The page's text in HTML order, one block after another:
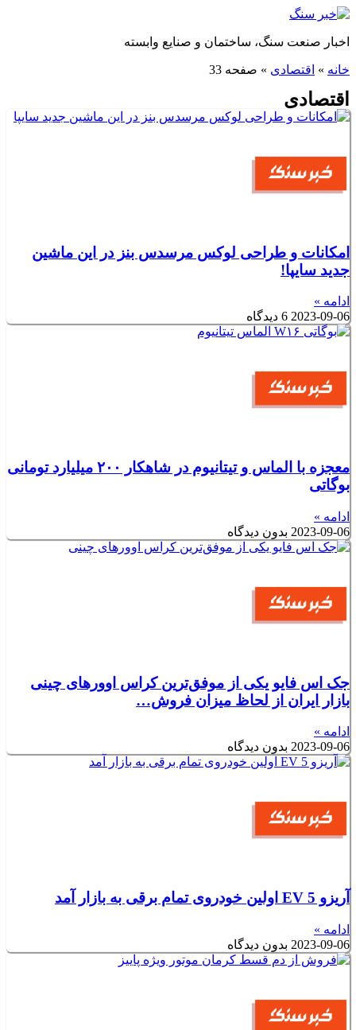
پرش
محتوا
اخبار صنعت سنگ، ساختمان و صنایع وابسته
خانه » اقتصادی » صفحه 33
اقتصادی
امکانات و طراحی لوکس مرسدس بنز در این ماشین
جدید سایپا!
ادامه »
2023-09-06 6 دیدگاه
معجزه با الماس و تیتانیوم در شاهکار ۲۰۰ میلیارد تومانی
بوگاتی
ادامه »
2023-09-06 بدون دیدگاه
جک اس فایو یکی از موفق‌ترین کراس اوورهای چینی
بازار ایران از لحاظ میزان فروش…
ادامه »
2023-09-06 بدون دیدگاه
آریزو 5 EV اولین خودروی تمام برقی به بازار آمد
ادامه »
2023-09-06 بدون دیدگاه